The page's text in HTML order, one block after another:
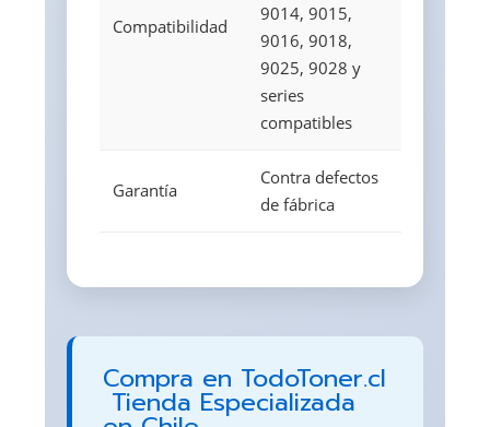
Compatibilidad
9014, 9015,
9016, 9018,
9025, 9028 y
series
compatibles
Garantía
Contra defectos
de fábrica
Compra en TodoToner.cl
 Tienda Especializada